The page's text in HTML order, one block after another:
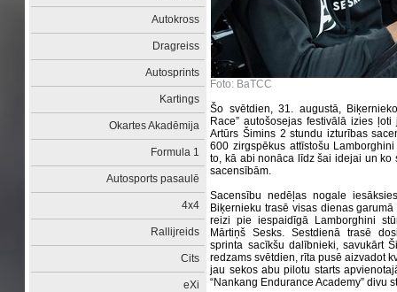
Autokross
Dragreiss
Autosprints
Kartings
Okartes Akadēmija
Formula 1
Autosports pasaulē
4x4
Rallijreids
Cits
eXi
Foto: BaTCC
Šo svētdien, 31. augustā,
Race” autošosejas festivālā izies
Artūrs Šimins 2 stundu izturības
600 zirgspēkus attīstošu
to, kā abi nonāca līdz šai idejai un
sacensībām.
Sacensību nedēļas nogale
Biķernieku trasē visas dienas
reizi pie iespaidīgā Lamborghini
Mārtiņš Sesks. Sestdienā trasē
sprinta sacīkšu dalībnieki, savukārt
redzams svētdien, rīta pusē aizvadot
jau sekos abu pilotu starts
“Nankang Endurance Academy” divu